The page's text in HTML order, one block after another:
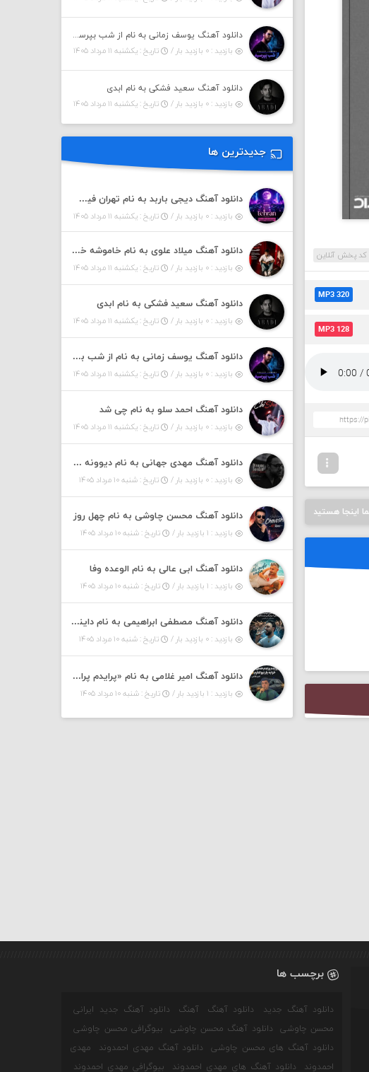
کد پخش آنلاین
MP3 320
MP3 128
اینجا هستید
دانلود آهنگ یوسف زمانی به نام از شب بپرسین میگه چه روزگاری دارم
بازدید : ۰ بازدید بار /
تاریخ : یکشنبه ۱۱ مرداد ۱۴۰۵
دانلود آهنگ سعید فشکی به نام ابدی
بازدید : ۰ بازدید بار /
تاریخ : یکشنبه ۱۱ مرداد ۱۴۰۵
جدیدترین ها
دانلود آهنگ دیجی باربد به نام تهران فیت ۵۵ (پادکست)
بازدید : ۰ بازدید بار / تاریخ : یکشنبه ۱۱ مرداد ۱۴۰۵
دانلود آهنگ میلاد علوی به نام خاموشه خطت
بازدید : ۰ بازدید بار / تاریخ : یکشنبه ۱۱ مرداد ۱۴۰۵
دانلود آهنگ سعید فشکی به نام ابدی
بازدید : ۰ بازدید بار / تاریخ : یکشنبه ۱۱ مرداد ۱۴۰۵
دانلود آهنگ یوسف زمانی به نام از شب بپرسین میگه چه روزگاری دارم
بازدید : ۰ بازدید بار / تاریخ : یکشنبه ۱۱ مرداد ۱۴۰۵
دانلود آهنگ احمد سلو به نام چی شد
بازدید : ۰ بازدید بار / تاریخ : یکشنبه ۱۱ مرداد ۱۴۰۵
دانلود آهنگ مهدی جهانی به نام دیوونه بودم
بازدید : ۰ بازدید بار / تاریخ : شنبه ۱۰ مرداد ۱۴۰۵
دانلود آهنگ محسن چاوشی به نام چهل روز
بازدید : ۱ بازدید بار / تاریخ : شنبه ۱۰ مرداد ۱۴۰۵
دانلود آهنگ ابی عالی به نام الوعده وفا
بازدید : ۱ بازدید بار / تاریخ : شنبه ۱۰ مرداد ۱۴۰۵
دانلود آهنگ مصطفی ابراهیمی به نام داینی داینی جونم قربون پنج تیر پرونم
بازدید : ۰ بازدید بار / تاریخ : شنبه ۱۰ مرداد ۱۴۰۵
دانلود آهنگ امیر غلامی به نام «پرایدم پرایدم همش خرابه یار نیو کنارم دیگه پولی نداروم (ریمیکس اینستاگرام)»
بازدید : ۱ بازدید بار / تاریخ : شنبه ۱۰ مرداد ۱۴۰۵
برچسب ها
دانلود آهنگ جدید دانلود آهنگ آهنگ
دانلود آهنگ جدید ایرانی
محسن چاوشی
دانلود آهنگ محسن چاوشی
بیوگرافی محسن چاوشی
دانلود آهنگ های محسن چاوشی
دانلود آهنگ مهدی احمدوند
مهدی
احمدوند
دانلود آهنگ های مهدی احمدوند بیوگرافی مهدی احمدوند